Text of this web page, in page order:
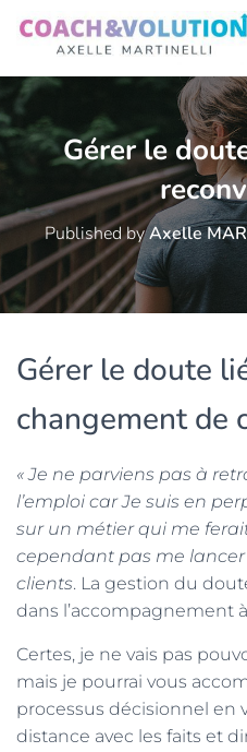
Gérer le
Published byAxelle
Gérer le doute
changement de
« Je ne parviens pas à
l’emploi car Je suis en
sur un métier qui me ferait
cependant pas me
clients. La gestion du
dans l’accompagnement
Certes, je ne vais pas
mais je pourrai vous
processus décisionnel en
distance avec les faits et